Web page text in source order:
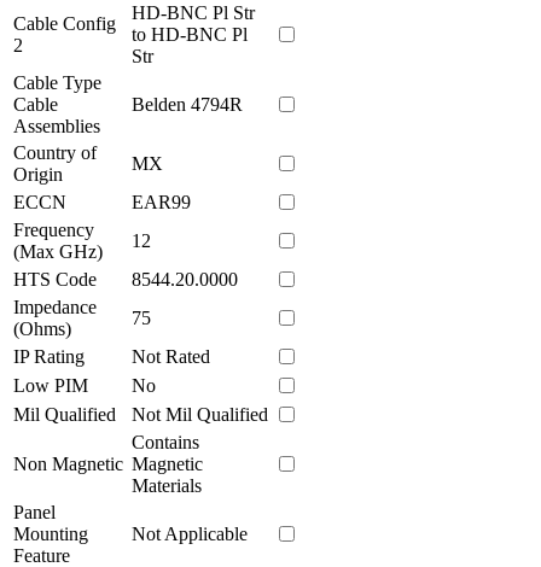
Cable Config
2
HD-BNC Pl Str
to HD-BNC Pl
Str
Cable Type
Cable
Assemblies
Belden 4794R
Country of
Origin
MX
ECCN
EAR99
Frequency
(Max GHz)
12
HTS Code
8544.20.0000
Impedance
(Ohms)
75
IP Rating
Not Rated
Low PIM
No
Mil Qualified
Not Mil Qualified
Non Magnetic
Contains
Magnetic
Materials
Panel
Mounting
Feature
Not Applicable